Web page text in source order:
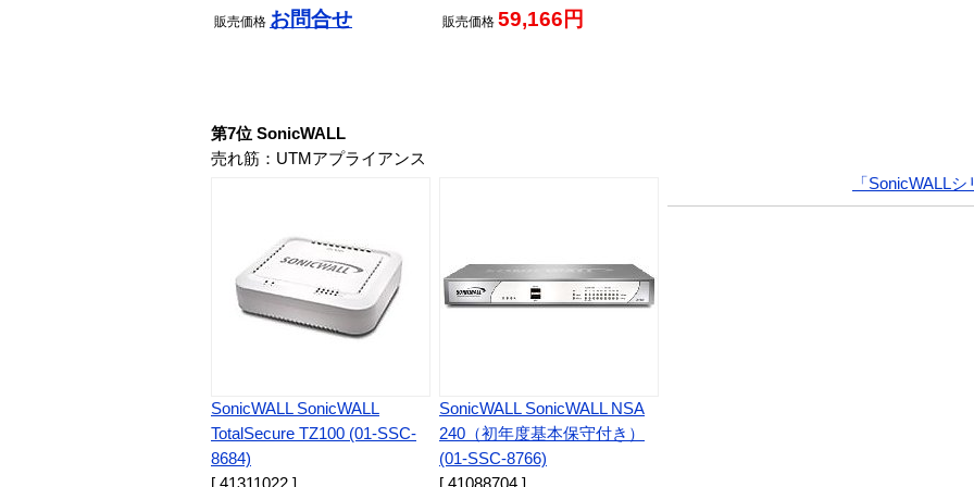
販売価格 お問合せ 販売価格 59,166円
第7位 SonicWALL
売れ筋：UTMアプライアンス
SonicWALL SonicWALL
TotalSecure TZ100 (01-SSC-
8684)
SonicWALL SonicWALL NSA
240（初年度基本保守付き）
(01-SSC-8766)
「SonicWALL